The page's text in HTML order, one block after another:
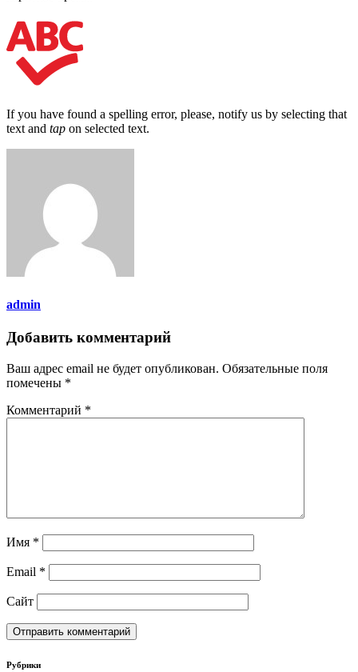
If you have found a spelling error, please, notify us by selecting that
text and tap on selected text.
admin
Добавить комментарий
Ваш адрес email не будет опубликован. Обязательные поля
помечены *
Комментарий *
Имя *
Email *
Сайт
Рубрики